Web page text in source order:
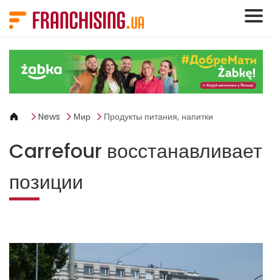
News Мир Продукты питания, напитки
Carrefour восстанавливает
позиции